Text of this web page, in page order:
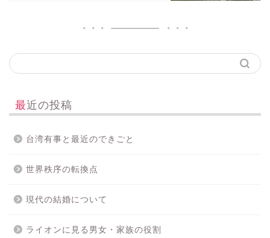
最近の投稿
台湾有事と最近のできごと
世界秩序の転換点
現代の結婚について
ライオンに見る男女・家族の役割